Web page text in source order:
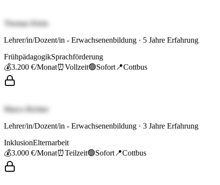
Thomas Klein
Lehrer/in/Dozent/in - Erwachsenenbildung · 5 Jahre Erfahrung
FrühpädagogikSprachförderung
💰3.200 €/Monat⏰Vollzeit🟢Sofort 📍Cottbus
Marco Richter
Lehrer/in/Dozent/in - Erwachsenenbildung · 3 Jahre Erfahrung
InklusionElternarbeit
💰3.000 €/Monat⏰Teilzeit🟢Sofort 📍Cottbus